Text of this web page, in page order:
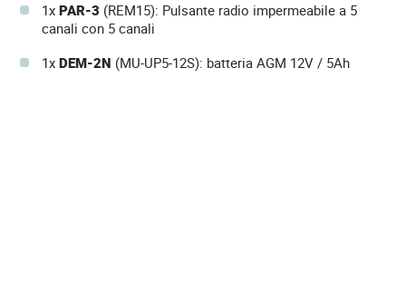
1x PAR-3 (REM15): Pulsante radio impermeabile a 5
canali con 5 canali
1x DEM-2N (MU-UP5-12S): batteria AGM 12V / 5Ah